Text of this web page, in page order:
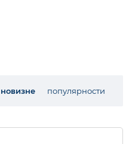
новизне популярности